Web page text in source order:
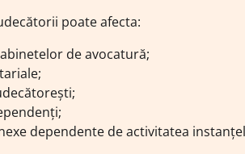
poate afecta:
de avocatură;
dependente de activitatea